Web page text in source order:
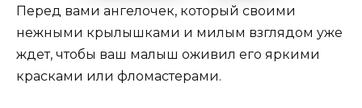
Перед вами ангелочек, который своими
нежными крылышками и милым взглядом уже
ждет, чтобы ваш малыш оживил его яркими
красками или фломастерами.